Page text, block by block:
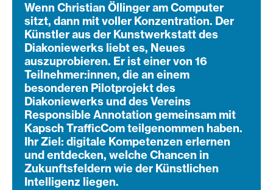
Wenn Christian Öllinger am Computer
sitzt, dann mit voller Konzentration. Der
Künstler aus der Kunstwerkstatt des
Diakoniewerks liebt es, Neues
auszuprobieren. Er ist einer von 16
Teilnehmer:innen, die an einem
besonderen Pilotprojekt des
Diakoniewerks und des Vereins
Responsible Annotation gemeinsam mit
Kapsch TrafficCom teilgenommen haben.
Ihr Ziel: digitale Kompetenzen erlernen
und entdecken, welche Chancen in
Zukunftsfeldern wie der Künstlichen
Intelligenz liegen.